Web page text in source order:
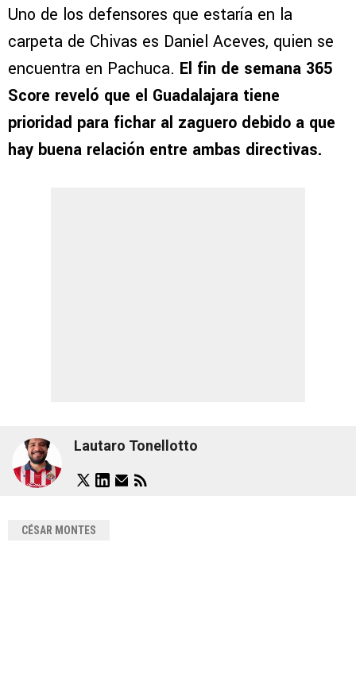
Uno de los defensores que estaría en la
carpeta de Chivas es Daniel Aceves, quien se
encuentra en Pachuca. El fin de semana 365
Score reveló que el Guadalajara tiene
prioridad para fichar al zaguero debido a que
hay buena relación entre ambas directivas.
Lautaro Tonellotto
CÉSAR MONTES